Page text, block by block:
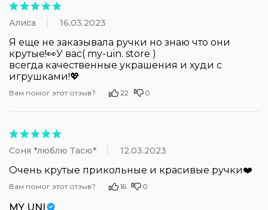
Алиса 16.03.2023
Я еще не заказывала ручки но знаю что они
крутые!👀У вас( my-uin. store )
всегда качественные украшения и худи с
игрушками!💖
Вам помог этот отзыв? 22 0
Соня *люблю Тасю* 12.03.2023
Очень крутые прикольные и красивые ручки❤️
Вам помог этот отзыв? 16 0
MY UNI